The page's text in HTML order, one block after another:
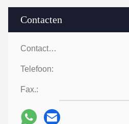
Contacten
Contacten:
Telefoon:
Fax.: